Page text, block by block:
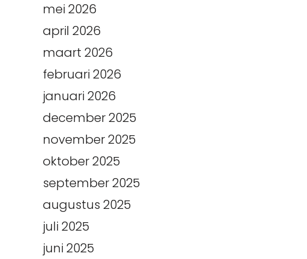
mei 2026
april 2026
maart 2026
februari 2026
januari 2026
december 2025
november 2025
oktober 2025
september 2025
augustus 2025
juli 2025
juni 2025